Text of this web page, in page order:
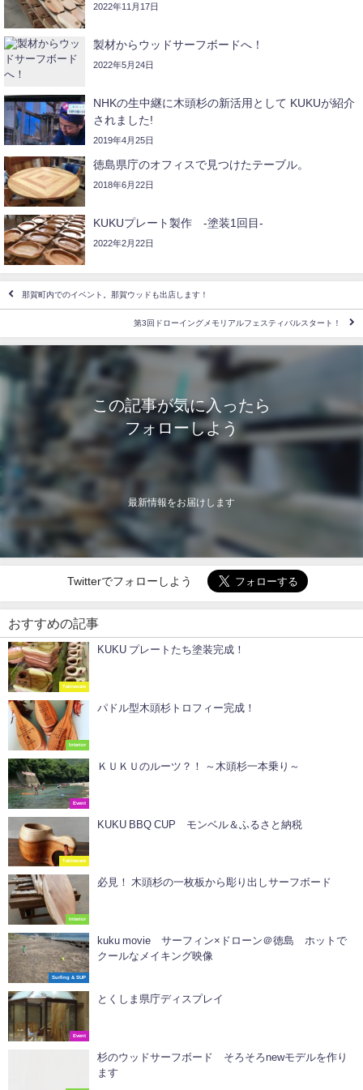
2022年11月17日
製材からウッドサーフボードへ！
2022年5月24日
NHKの生中継に木頭杉の新活用として KUKUが紹介
されました!
2019年4月25日
徳島県庁のオフィスで見つけたテーブル。
2018年6月22日
KUKUプレート製作 -塗装1回目-
2022年2月22日
那賀町内でのイベント。那賀ウッドも出店します！
第3回ドローイングメモリアルフェスティバルスタート！
この記事が気に入ったら
フォローしよう
最新情報をお届けします
Twitterでフォローしよう
おすすめの記事
Tableware
KUKU プレートたち塗装完成！
Interior
パドル型木頭杉トロフィー完成！
Event
ＫＵＫＵのルーツ？！ ～木頭杉一本乗り～
Tableware
KUKU BBQ CUP モンベル＆ふるさと納税
Interior
必見！ 木頭杉の一枚板から彫り出しサーフボード
Surfing & SUP
kuku movie サーフィン×ドローン＠徳島 ホットで
クールなメイキング映像
Event
とくしま県庁ディスプレイ
杉のウッドサーフボード そろそろnewモデルを作り
ます